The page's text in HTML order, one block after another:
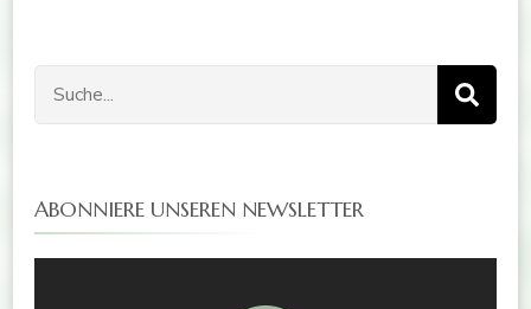
ABONNIERE UNSEREN NEWSLETTER